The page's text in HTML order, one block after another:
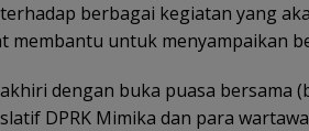
berbagai kegiatan yang
membantu untuk menyampaikan
dengan buka puasa bersama
DPRK Mimika dan para